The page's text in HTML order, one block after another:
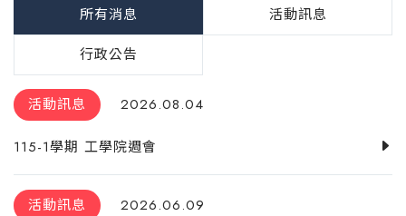
所有消息
活動訊息
行政公告
活動訊息 2026.08.04
115-1學期 工學院週會
活動訊息 2026.06.09